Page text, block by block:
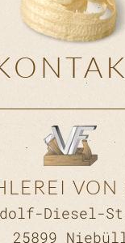
VON
Diesel-
25899